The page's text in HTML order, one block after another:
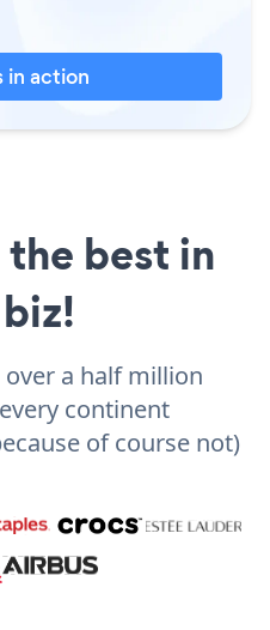
in action
best in
over a half million
continent
of course not)